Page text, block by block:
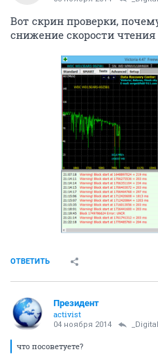
Вот скрин проверки,
снижение скорости чтения
ОТВЕТИТЬ
Президент
activist
04 ноября 2014 _Digital
что посоветуете?